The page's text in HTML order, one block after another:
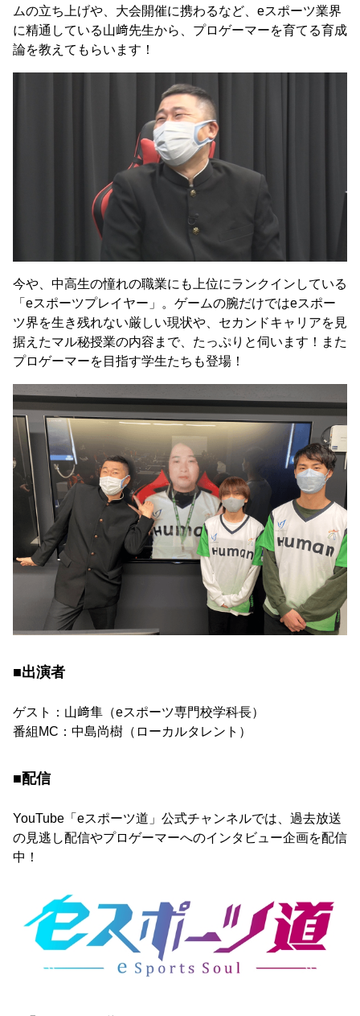
ムの立ち上げや、大会開催に携わるなど、eスポーツ業界
に精通している山﨑先生から、プロゲーマーを育てる育成
論を教えてもらいます！
今や、中高生の憧れの職業にも上位にランクインしている
「eスポーツプレイヤー」。ゲームの腕だけではeスポー
ツ界を生き残れない厳しい現状や、セカンドキャリアを見
据えたマル秘授業の内容まで、たっぷりと伺います！また
プロゲーマーを目指す学生たちも登場！
■出演者
ゲスト：山﨑隼（eスポーツ専門校学科長）
番組MC：中島尚樹（ローカルタレント）
■配信
YouTube「eスポーツ道」公式チャンネルでは、過去放送
の見逃し配信やプロゲーマーへのインタビュー企画を配信
中！